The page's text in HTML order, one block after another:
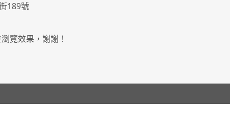
189號
覽效果，謝謝！